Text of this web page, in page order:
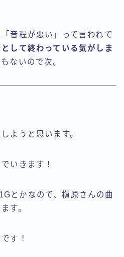
音程が悪い」って言われて
して終わっている気がしま
ないので次。
ようと思います。
でいきます！
とかなので、槇原さんの曲
す。
す！